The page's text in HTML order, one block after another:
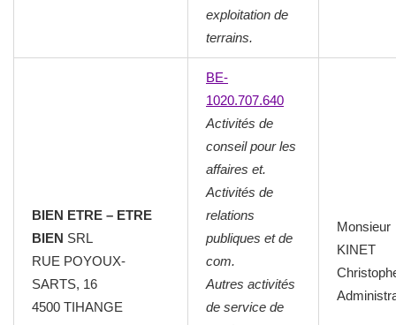
exploitation de
terrains.
BIEN ETRE – ETRE
BIEN SRL
RUE POYOUX-
SARTS, 16
4500 TIHANGE
BE-
1020.707.640
Activités de
conseil pour les
affaires et.
Activités de
relations
publiques et de
com.
Autres activités
de service de
Monsieur
KINET